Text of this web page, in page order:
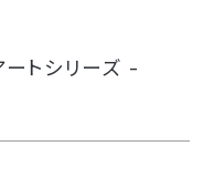
トシリーズ -